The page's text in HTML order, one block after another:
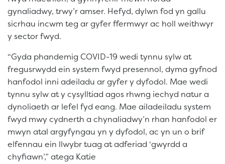
gynaliadwy, trwy’r amser. Hefyd, dylwn fod yn gallu
sicrhau incwm teg ar gyfer ffermwyr ac holl weithwyr
y sector fwyd.
“Gyda phandemig COVID-19 wedi tynnu sylw at
fregusrwydd ein system fwyd presennol, dyma gyfnod
hanfodol inni adeiladu ar gyfer y dyfodol. Mae wedi
tynnu sylw at y cysylltiad agos rhwng iechyd natur a
dynoliaeth ar lefel fyd eang. Mae ailadeiladu system
fwyd mwy cydnerth a chynaliadwy’n rhan hanfodol er
mwyn atal argyfyngau yn y dyfodol, ac yn un o brif
elfennau ein llwybr tuag at adferiad ‘gwyrdd a
chyfiawn’,” atega Katie